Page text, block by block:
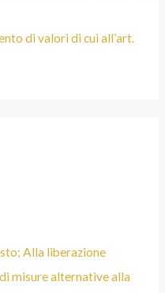
di valori di cui all’art.
Alla liberazione
misure alternative alla